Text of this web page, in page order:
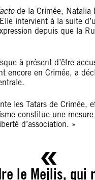
de la Crimée, Natalia
intervient à la suite
depuis que la
à présent d’être
encore en Crimée, a
les Tatars de Crimée,
constitue une
d’association. »
le Mejlis, qui